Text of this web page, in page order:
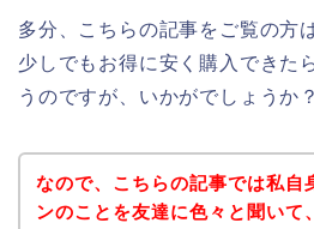
多分、こちらの記事をご覧の方
少しでもお得に安く購入できた
うのですが、いかがでしょうか？
なので、こちらの記事では私自
ンのことを友達に色々と聞いて